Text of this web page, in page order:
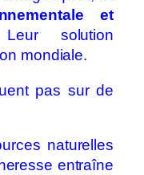
et
solution
mondiale.
pas sur de
naturelles
entraîne